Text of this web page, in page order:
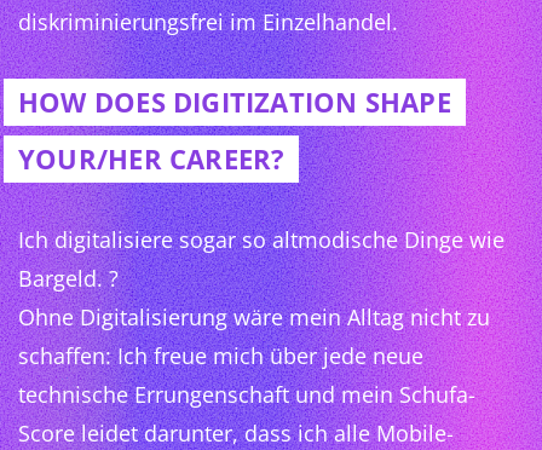
diskriminierungsfrei im Einzelhandel.
HOW DOES DIGITIZATION SHAPE
YOUR/HER CAREER?
Ich digitalisiere sogar so altmodische Dinge wie
Bargeld. ?
Ohne Digitalisierung wäre mein Alltag nicht zu
schaffen: Ich freue mich über jede neue
technische Errungenschaft und mein Schufa-
Score leidet darunter, dass ich alle Mobile-